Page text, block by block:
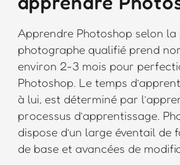
Apprendre Photoshop selon
photographe qualifié prend
environ 2-3 mois pour
Photoshop. Le temps
à lui, est déterminé par
processus d’apprentissage.
dispose d’un large éventail de
de base et avancées de